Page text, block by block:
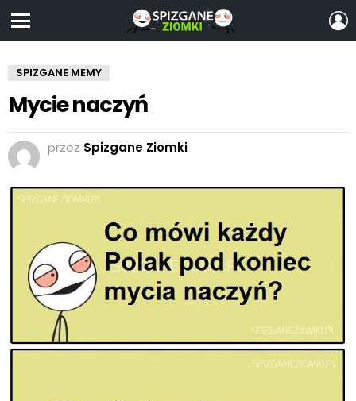
SPIZGANE MEMY
Mycie naczyń
przez Spizgane Ziomki